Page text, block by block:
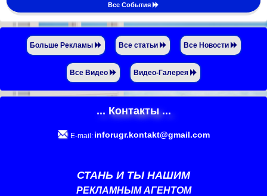
Все События
Больше Рекламы Все статьи Все Новости
Все Видео Видео-Галерея
... Контакты ...
E-mail: inforugr.kontakt@gmail.com
СТАНЬ И ТЫ НАШИМ
РЕКЛАМНЫМ АГЕНТОМ